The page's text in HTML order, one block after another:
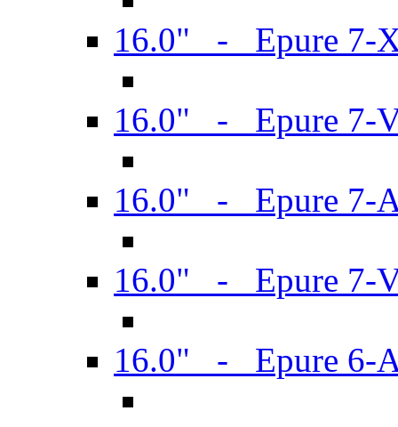
16.0" - Epure 7-
16.0" - Epure 7-
16.0" - Epure 7-
16.0" - Epure 7-
16.0" - Epure 6-